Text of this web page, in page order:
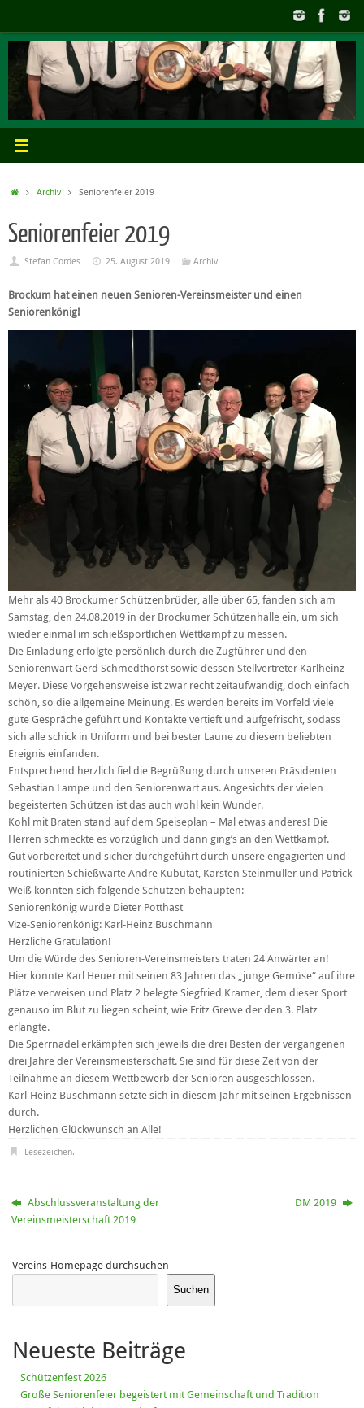
springen
StartArchiv Seniorenfeier 2019
Seniorenfeier 2019
Stefan Cordes 25. August 2019 Archiv
Brockum hat einen neuen Senioren-Vereinsmeister und einen
Seniorenkönig!
Mehr als 40 Brockumer Schützenbrüder, alle über 65, fanden sich am
Samstag, den 24.08.2019 in der Brockumer Schützenhalle ein, um sich
wieder einmal im schießsportlichen Wettkampf zu messen.
Die Einladung erfolgte persönlich durch die Zugführer und den
Seniorenwart Gerd Schmedthorst sowie dessen Stellvertreter Karlheinz
Meyer. Diese Vorgehensweise ist zwar recht zeitaufwändig, doch einfach
schön, so die allgemeine Meinung. Es werden bereits im Vorfeld viele
gute Gespräche geführt und Kontakte vertieft und aufgefrischt, sodass
sich alle schick in Uniform und bei bester Laune zu diesem beliebten
Ereignis einfanden.
Entsprechend herzlich fiel die Begrüßung durch unseren Präsidenten
Sebastian Lampe und den Seniorenwart aus. Angesichts der vielen
begeisterten Schützen ist das auch wohl kein Wunder.
Kohl mit Braten stand auf dem Speiseplan – Mal etwas anderes! Die
Herren schmeckte es vorzüglich und dann ging’s an den Wettkampf.
Gut vorbereitet und sicher durchgeführt durch unsere engagierten und
routinierten Schießwarte Andre Kubutat, Karsten Steinmüller und Patrick
Weiß konnten sich folgende Schützen behaupten:
Seniorenkönig wurde Dieter Potthast
Vize-Seniorenkönig: Karl-Heinz Buschmann
Herzliche Gratulation!
Um die Würde des Senioren-Vereinsmeisters traten 24 Anwärter an!
Hier konnte Karl Heuer mit seinen 83 Jahren das „junge Gemüse“ auf ihre
Plätze verweisen und Platz 2 belegte Siegfried Kramer, dem dieser Sport
genauso im Blut zu liegen scheint, wie Fritz Grewe der den 3. Platz
erlangte.
Die Sperrnadel erkämpfen sich jeweils die drei Besten der vergangenen
drei Jahre der Vereinsmeisterschaft. Sie sind für diese Zeit von der
Teilnahme an diesem Wettbewerb der Senioren ausgeschlossen.
Karl-Heinz Buschmann setzte sich in diesem Jahr mit seinen Ergebnissen
durch.
Herzlichen Glückwunsch an Alle!
Lesezeichen.
Abschlussveranstaltung der
Vereinsmeisterschaft 2019
DM 2019
Vereins-Homepage durchsuchen
Suchen
Neueste Beiträge
Schützenfest 2026
Große Seniorenfeier begeistert mit Gemeinschaft und Tradition